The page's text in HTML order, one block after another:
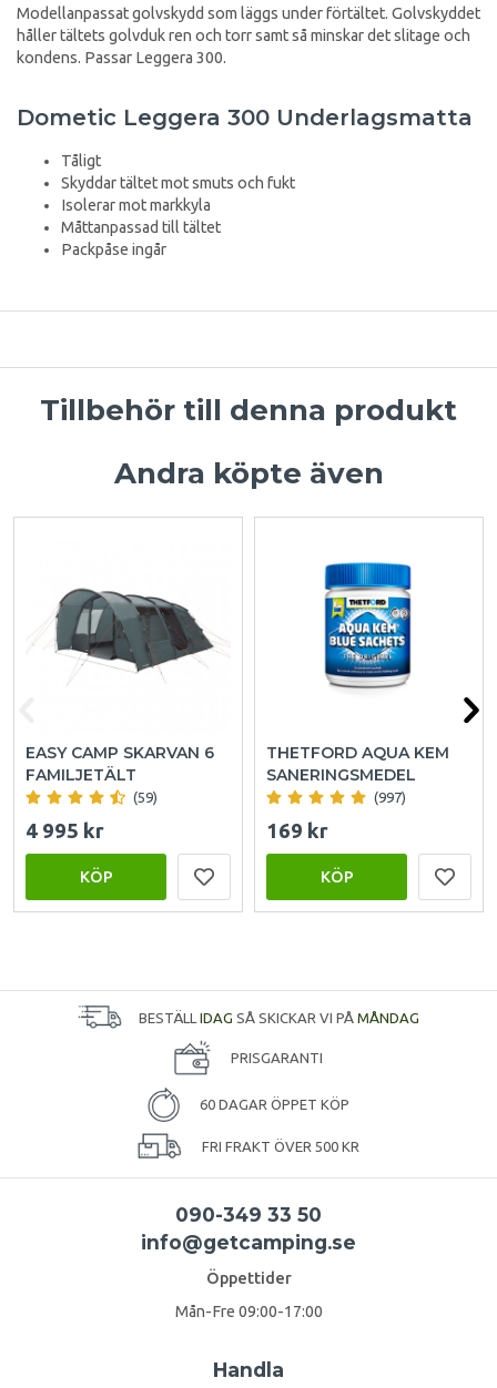
Modellanpassat golvskydd som läggs under förtältet. Golvskyddet
håller tältets golvduk ren och torr samt så minskar det slitage och
kondens. Passar Leggera 300.
Dometic Leggera 300 Underlagsmatta
Tåligt
Skyddar tältet mot smuts och fukt
Isolerar mot markkyla
Måttanpassad till tältet
Packpåse ingår
Tillbehör till denna produkt
Andra köpte även
EASY CAMP SKARVAN 6
FAMILJETÄLT
(59)
4 995 kr
KÖP
THETFORD AQUA KEM
SANERINGSMEDEL
(997)
169 kr
KÖP
BESTÄLL IDAG SÅ SKICKAR VI PÅ MÅNDAG
PRISGARANTI
60 DAGAR ÖPPET KÖP
FRI FRAKT ÖVER 500 KR
090-349 33 50
info@getcamping.se
Öppettider
Mån-Fre 09:00-17:00
Handla